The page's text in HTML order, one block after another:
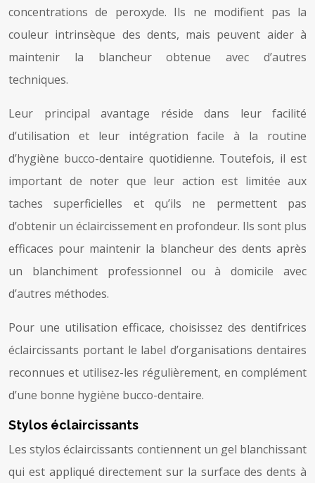
concentrations de peroxyde. Ils ne modifient pas la
couleur intrinsèque des dents, mais peuvent aider à
maintenir la blancheur obtenue avec d’autres
techniques.
Leur principal avantage réside dans leur facilité
d’utilisation et leur intégration facile à la routine
d’hygiène bucco-dentaire quotidienne. Toutefois, il est
important de noter que leur action est limitée aux
taches superficielles et qu’ils ne permettent pas
d’obtenir un éclaircissement en profondeur. Ils sont plus
efficaces pour maintenir la blancheur des dents après
un blanchiment professionnel ou à domicile avec
d’autres méthodes.
Pour une utilisation efficace, choisissez des dentifrices
éclaircissants portant le label d’organisations dentaires
reconnues et utilisez-les régulièrement, en complément
d’une bonne hygiène bucco-dentaire.
Stylos éclaircissants
Les stylos éclaircissants contiennent un gel blanchissant
qui est appliqué directement sur la surface des dents à